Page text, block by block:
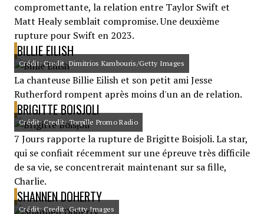
compromettante, la relation entre Taylor Swift et
Matt Healy semblait compromise. Une deuxième
rupture pour Swift en 2023.
BILLIE EILISH
Crédit: Credit: Dimitrios Kambouris/Getty Images
La chanteuse Billie Eilish et son petit ami Jesse
Rutherford rompent après moins d'un an de relation.
BRIGITTE BOISJOLI
Crédit: Credit: Torpille Promo Radio
7 Jours rapporte la rupture de Brigitte Boisjoli. La star,
qui se confiait récemment sur une épreuve très difficile
de sa vie, se concentrerait maintenant sur sa fille,
Charlie.
SHANNEN DOHERTY
Crédit: Credit: Getty Images